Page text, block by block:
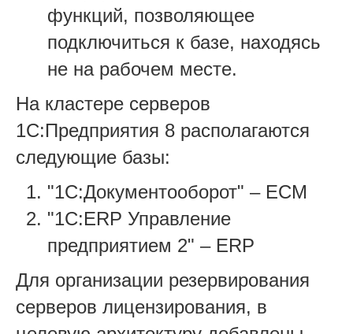
функций, позволяющее
подключиться к базе, находясь
не на рабочем месте.
На кластере серверов
1С:Предприятия 8 располагаются
следующие базы:
"1С:Документооборот" – ECM
"1С:ERP Управление
предприятием 2" – ERP
Для организации резервирования
серверов лицензирования, в